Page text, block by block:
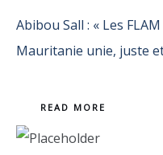
Abibou Sall : « Les
Mauritanie unie, juste
READ MORE